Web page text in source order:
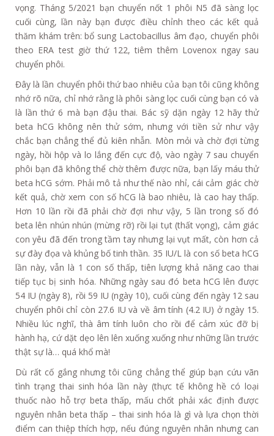
vọng. Tháng 5/2021 bạn chuyển nốt 1 phôi N5 đã sàng lọc
cuối cùng, lần này bạn được điều chỉnh theo các kết quả
thăm khám trên: bổ sung Lactobacillus âm đạo, chuyển phôi
theo ERA test giờ thứ 122, tiêm thêm Lovenox ngay sau
chuyển phôi.
Đây là lần chuyển phôi thứ bao nhiêu của bạn tôi cũng không
nhớ rõ nữa, chỉ nhớ rằng là phôi sàng lọc cuối cùng bạn có và
là lần thứ 6 mà bạn đậu thai. Bác sỹ dặn ngày 12 hãy thử
beta hCG không nên thử sớm, nhưng với tiền sử như vậy
chắc bạn chẳng thể đủ kiên nhẫn. Mòn mỏi và chờ đợi từng
ngày, hồi hộp và lo lắng đến cực độ, vào ngày 7 sau chuyển
phôi bạn đã không thể chờ thêm được nữa, bạn lấy máu thử
beta hCG sớm. Phải mô tả như thế nào nhỉ, cái cảm giác chờ
kết quả, chờ xem con số hCG là bao nhiêu, là cao hay thấp.
Hơn 10 lần rồi đã phải chờ đợi như vậy, 5 lần trong số đó
beta lên nhún nhún (mừng rỡ) rồi lại tụt (thất vọng), cảm giác
con yêu đã đến trong tầm tay nhưng lại vụt mất, còn hơn cả
sự đày đọa và khủng bố tinh thần. 35 IU/L là con số beta hCG
lần này, vẫn là 1 con số thấp, tiên lượng khả năng cao thai
tiếp tục bị sinh hóa. Những ngày sau đó beta hCG lên được
54 IU (ngày 8), rồi 59 IU (ngày 10), cuối cùng đến ngày 12 sau
chuyển phôi chỉ còn 27.6 IU và về âm tính (4.2 IU) ở ngày 15.
Nhiều lúc nghĩ, thà âm tính luôn cho rồi để cảm xúc đỡ bị
hành hạ, cứ dặt dẹo lên lên xuống xuống như những lần trước
thật sự là… quá khổ mà!
Dù rất cố gắng nhưng tôi cũng chẳng thể giúp bạn cứu vãn
tình trạng thai sinh hóa lần này (thực tế không hề có loại
thuốc nào hỗ trợ beta thấp, mấu chốt phải xác định được
nguyên nhân beta thấp – thai sinh hóa là gì và lựa chọn thời
điểm can thiệp thích hợp, nếu đúng nguyên nhân nhưng can